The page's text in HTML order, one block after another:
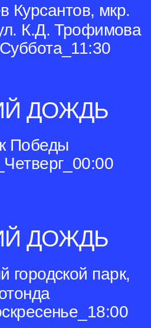
Курсантов, мкр.
К.Д. Трофимова
ДОЖДЬ
Победы
ДОЖДЬ
городской парк,